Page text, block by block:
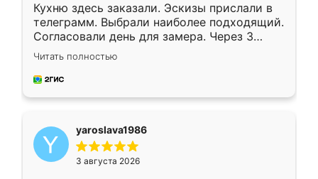
Кухню здесь заказали. Эскизы прислали в
телеграмм. Выбрали наиболее подходящий.
Согласовали день для замера. Через 3
недели кухня была уже готова. Остались
довольны работой. Спасибо Ренессанс
мебель за качественную работу!
Читать полностью
yaroslava1986
3 августа 2026